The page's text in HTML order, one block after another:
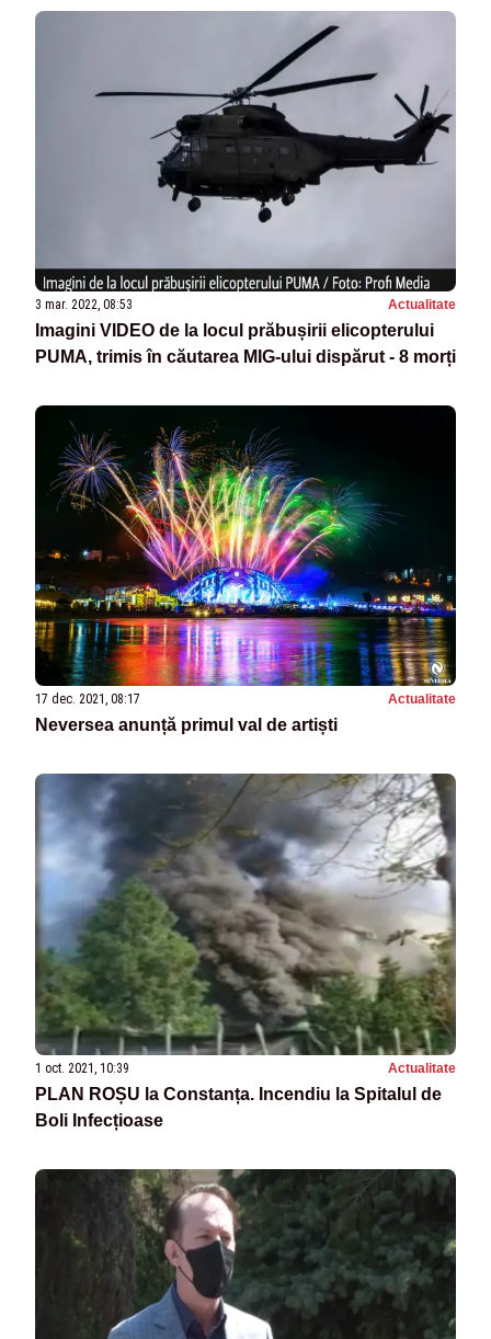
3 mar. 2022, 08:53 Actualitate
Imagini VIDEO de la locul prăbușirii elicopterului
PUMA, trimis în căutarea MIG-ului dispărut - 8 morți
17 dec. 2021, 08:17 Actualitate
Neversea anunță primul val de artiști
1 oct. 2021, 10:39 Actualitate
PLAN ROȘU la Constanța. Incendiu la Spitalul de
Boli Infecțioase